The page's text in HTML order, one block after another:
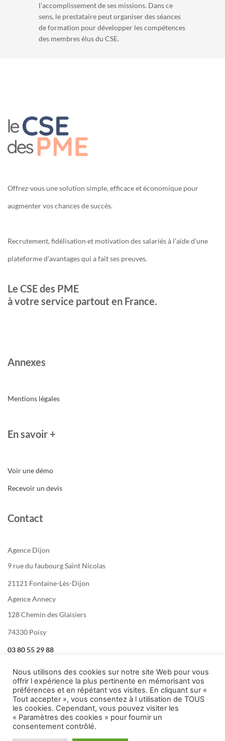
l’accomplissement de ses missions. Dans ce
sens, le prestataire peut organiser des séances
de formation pour développer les compétences
des membres élus du CSE.
Offrez-vous une solution simple, efficace et économique pour
augmenter vos chances de succès.
Recrutement, fidélisation et motivation des salariés à l’aide d’une
plateforme d’avantages qui a fait ses preuves.
Le CSE des PME
à votre service partout en France.
Annexes
Mentions légales
En savoir +
Voir une démo
Recevoir un devis
Contact
Agence Dijon
9 rue du faubourg Saint Nicolas
21121 Fontaine-Lès-Dijon
Agence Annecy
128 Chemin des Glaisiers
74330 Poisy
03 80 55 29 88
Nous utilisons des cookies sur notre site Web pour vous
offrir l expérience la plus pertinente en mémorisant vos
préférences et en répétant vos visites. En cliquant sur «
Tout accepter », vous consentez à l utilisation de TOUS
les cookies. Cependant, vous pouvez visiter les
« Paramètres des cookies » pour fournir un
consentement contrôlé.